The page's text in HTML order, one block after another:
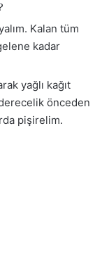
Kalan tüm
kadar
yağlı kağıt
önceden
pişirelim.